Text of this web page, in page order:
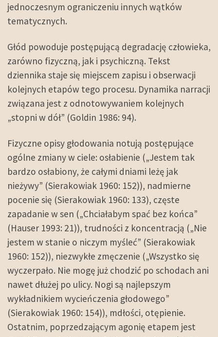
jednoczesnym ograniczeniu innych wątków
tematycznych.
Głód powoduje postępującą degradację człowieka,
zarówno fizyczną, jak i psychiczną. Tekst
dziennika staje się miejscem zapisu i obserwacji
kolejnych etapów tego procesu. Dynamika narracji
związana jest z odnotowywaniem kolejnych
„stopni w dół” (Goldin 1986: 94).
Fizyczne opisy głodowania notują postępujące
ogólne zmiany w ciele: osłabienie („Jestem tak
bardzo osłabiony, że całymi dniami leżę jak
nieżywy” (Sierakowiak 1960: 152)), nadmierne
pocenie się (Sierakowiak 1960: 133), częste
zapadanie w sen („Chciałabym spać bez końca”
(Hauser 1993: 21)), trudności z koncentracją („Nie
jestem w stanie o niczym myśleć” (Sierakowiak
1960: 152)), niezwykłe zmęczenie („Wszystko się
wyczerpało. Nie mogę już chodzić po schodach ani
nawet dłużej po ulicy. Nogi są najlepszym
wykładnikiem wycieńczenia głodowego”
(Sierakowiak 1960: 154)), mdłości, otępienie.
Ostatnim, poprzedzającym agonię etapem jest